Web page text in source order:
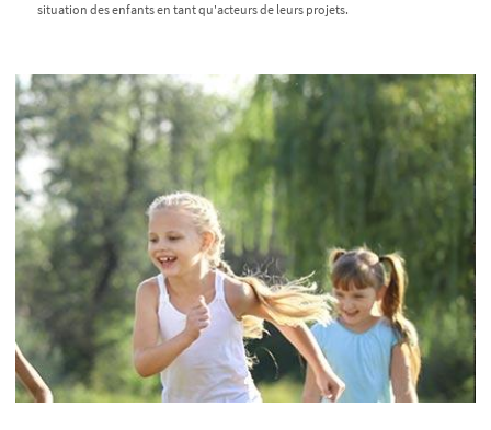
situation des enfants en tant qu'acteurs de leurs projets.